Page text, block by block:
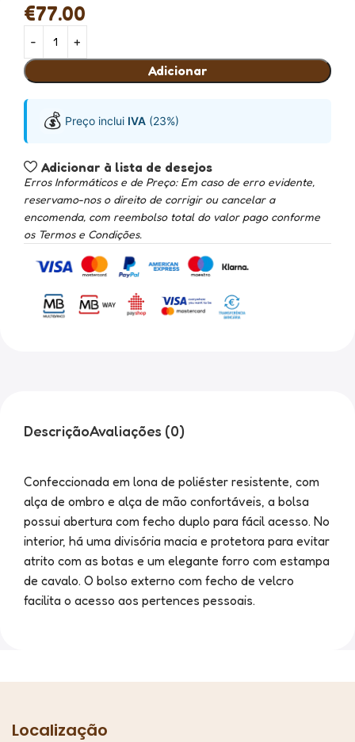
€77.00
Adicionar
💰 Preço inclui IVA (23%)
Adicionar à lista de desejos
Erros Informáticos e de Preço: Em caso de erro evidente,
reservamo-nos o direito de corrigir ou cancelar a
encomenda, com reembolso total do valor pago conforme
os Termos e Condições.
DescriçãoAvaliações (0)
Confeccionada em lona de poliéster resistente, com
alça de ombro e alça de mão confortáveis, a bolsa
possui abertura com fecho duplo para fácil acesso. No
interior, há uma divisória macia e protetora para evitar
atrito com as botas e um elegante forro com estampa
de cavalo. O bolso externo com fecho de velcro
facilita o acesso aos pertences pessoais.
Localização